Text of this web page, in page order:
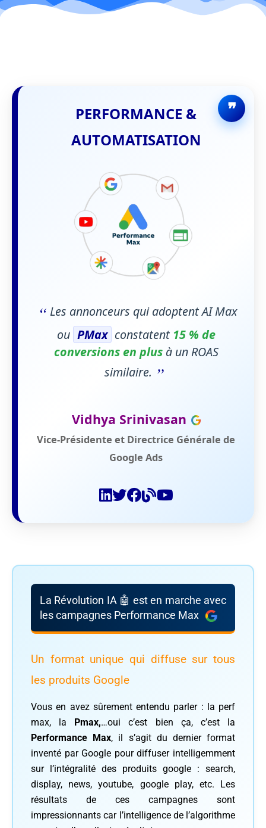
PERFORMANCE &
AUTOMATISATION
“ Les annonceurs qui adoptent AI Max
ou PMax constatent 15 % de
conversions en plusà un ROAS
similaire. ”
Vidhya Srinivasan
Vice-Présidente et Directrice Générale de
Google Ads
La Révolution IA 🤖 est en marche avec
les campagnes Performance Max
Un format unique qui diffuse sur tous
les produits Google
Vous en avez sûrement entendu parler : la perf
max, la Pmax,…oui c’est bien ça, c’est la
Performance Max, il s’agit du dernier format
inventé par Google pour diffuser intelligemment
sur l’intégralité des produits google : search,
display, news, youtube, google play, etc. Les
résultats de ces campagnes sont
impressionnants car l’intelligence de l’algorithme